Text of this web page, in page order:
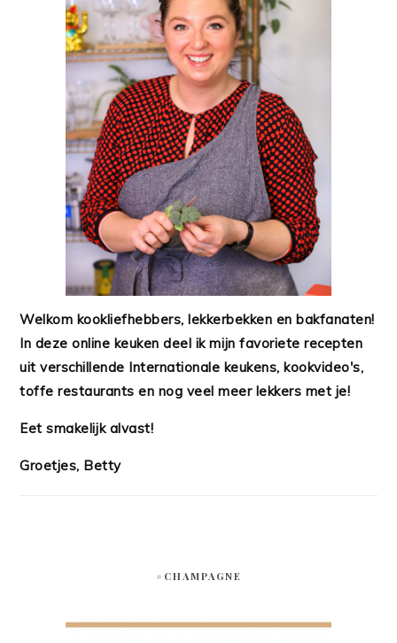
Welkom kookliefhebbers, lekkerbekken en bakfanaten!
In deze online keuken deel ik mijn favoriete recepten
uit verschillende Internationale keukens, kookvideo's,
toffe restaurants en nog veel meer lekkers met je!
Eet smakelijk alvast!
Groetjes, Betty
#CHAMPAGNE